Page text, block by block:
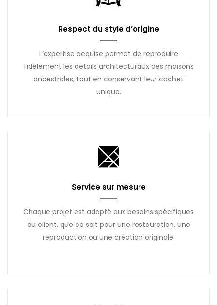
Respect du style d’origine
L’expertise acquise permet de reproduire
fidèlement les détails architecturaux des maisons
ancestrales, tout en conservant leur cachet
unique.
Service sur mesure
Chaque projet est adapté aux besoins spécifiques
du client, que ce soit pour une restauration, une
reproduction ou une création originale.